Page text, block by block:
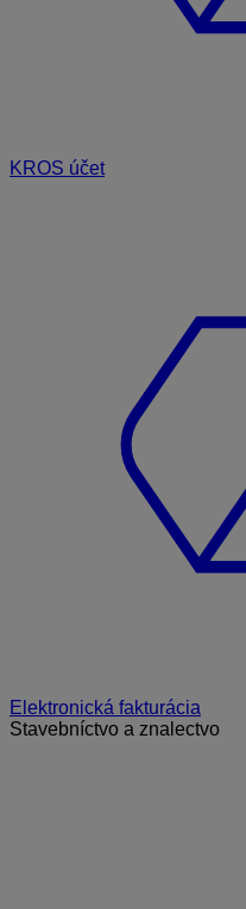
KROS účet
Elektronická fakturácia
Stavebníctvo a znalectvo